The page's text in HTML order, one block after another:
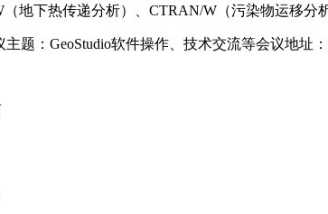
地下热传递分析）、CTRAN/W（污染物运移
题：GeoStudio软件操作、技术交流等会议地址：